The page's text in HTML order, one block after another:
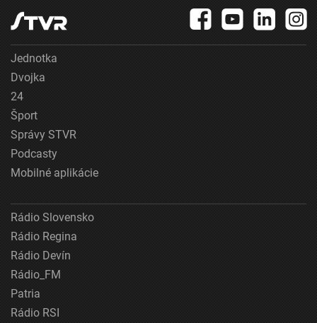
Jednotka
Dvojka
24
Šport
Správy STVR
Podcasty
Mobilné aplikácie
Rádio Slovensko
Rádio Regina
Rádio Devín
Rádio_FM
Patria
Rádio RSI